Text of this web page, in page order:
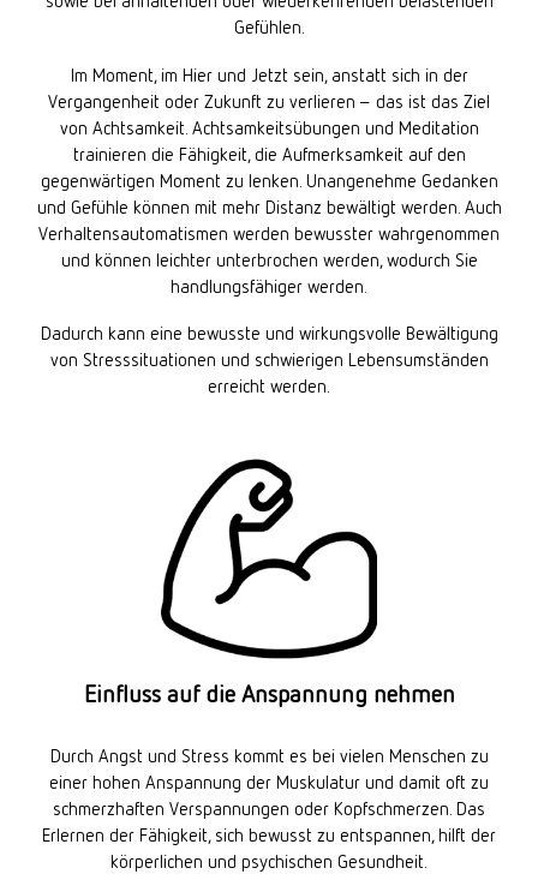
Gefühlen.
Im Moment, im Hier und Jetzt sein, anstatt sich in der
Vergangenheit oder Zukunft zu verlieren – das ist das Ziel
von Achtsamkeit. Achtsamkeitsübungen und Meditation
trainieren die Fähigkeit, die Aufmerksamkeit auf den
gegenwärtigen Moment zu lenken. Unangenehme Gedanken
und Gefühle können mit mehr Distanz bewältigt werden. Auch
Verhaltensautomatismen werden bewusster wahrgenommen
und können leichter unterbrochen werden, wodurch Sie
handlungsfähiger werden.
Dadurch kann eine bewusste und wirkungsvolle Bewältigung
von Stresssituationen und schwierigen Lebensumständen
erreicht werden.
Einfluss auf die Anspannung nehmen
Durch Angst und Stress kommt es bei vielen Menschen zu
einer hohen Anspannung der Muskulatur und damit oft zu
schmerzhaften Verspannungen oder Kopfschmerzen. Das
Erlernen der Fähigkeit, sich bewusst zu entspannen, hilft der
körperlichen und psychischen Gesundheit.